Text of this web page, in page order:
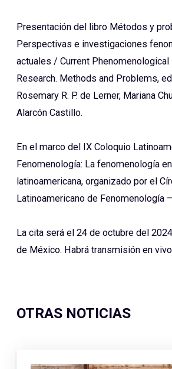
Presentación del libro Métodos y
Perspectivas e investigaciones
actuales / Current
Research. Methods and Problems,
Rosemary R. P. de Lerner, Mariana
Alarcón Castillo.
En el marco del IX Coloquio
Fenomenología: La fenomenología
latinoamericana, organizado por el
Latinoamericano de Fenomenología
La cita será el 24 de octubre del
de México. Habrá transmisión en
OTRAS NOTICIAS